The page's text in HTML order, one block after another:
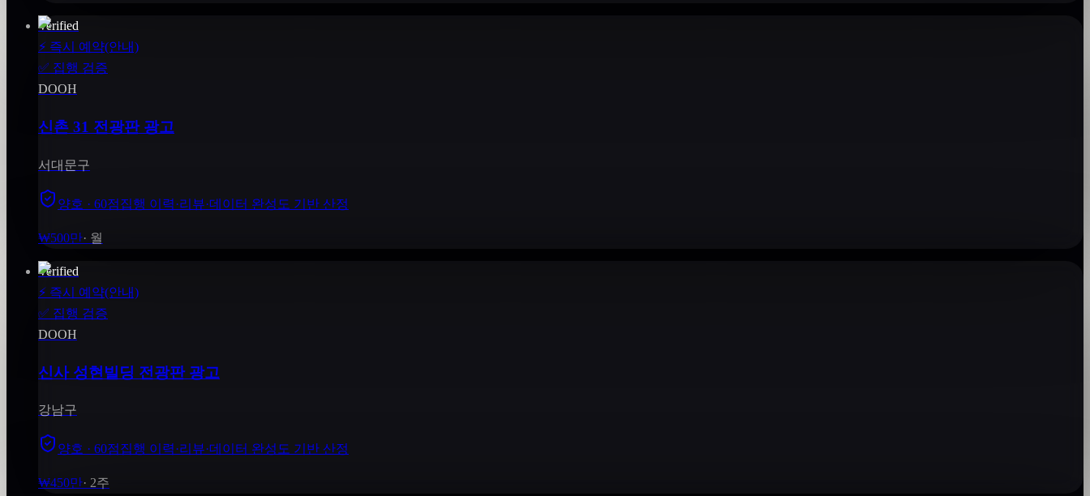
Verified
⚡ 즉시 예약(안내)
✅ 집행 검증
DOOH
신촌 31 전광판 광고
서대문구
양호 · 60점집행 이력·리뷰·데이터 완성도 기반 산정
₩500만· 월
Verified
⚡ 즉시 예약(안내)
✅ 집행 검증
DOOH
신사 성현빌딩 전광판 광고
강남구
양호 · 60점집행 이력·리뷰·데이터 완성도 기반 산정
₩450만· 2주